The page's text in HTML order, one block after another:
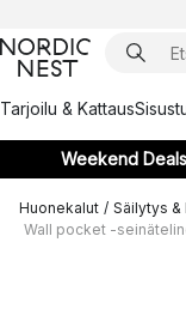
Tarjoilu & Kattaus
Weekend
Huonekalut / Säilytys &
Wall pocket -